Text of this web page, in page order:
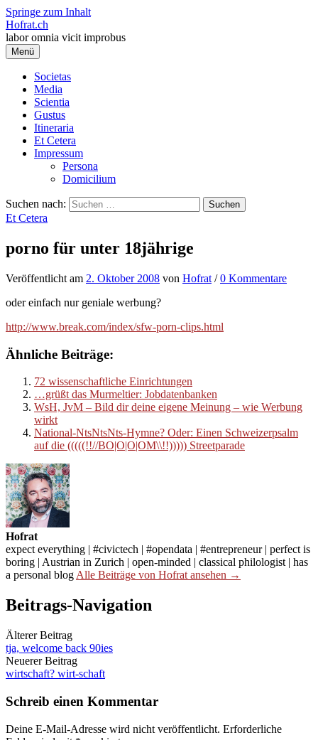
Springe zum Inhalt
Hofrat.ch
labor omnia vicit improbus
Menü
Societas
Media
Scientia
Gustus
Itineraria
Et Cetera
Impressum
Persona
Domicilium
Suchen nach:
Et Cetera
porno für unter 18jährige
Veröffentlicht am 2. Oktober 2008 von Hofrat /0 Kommentare
oder einfach nur geniale werbung?
http://www.break.com/index/sfw-porn-clips.html
Ähnliche Beiträge:
72 wissenschaftliche Einrichtungen
…grüßt das Murmeltier: Jobdatenbanken
WsH, JvM – Bild dir deine eigene Meinung – wie Werbung
wirkt
National-NtsNtsNts-Hymne? Oder: Einen Schweizerpsalm
auf die (((((!!//BO|O|O|OM\\!!))))) Streetparade
Hofrat
expect everything | #civictech | #opendata | #entrepreneur | perfect is
boring | Austrian in Zurich | open-minded | classical philologist | has
a personal blog Alle Beiträge von Hofrat ansehen →
Beitrags-Navigation
Älterer Beitrag
tja, welcome back 90ies
Neuerer Beitrag
wirtschaft? wirt-schaft
Schreib einen Kommentar
Deine E-Mail-Adresse wird nicht veröffentlicht. Erforderliche